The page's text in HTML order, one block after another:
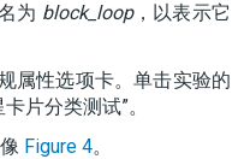
为 block_loop，以表示它
属性选项卡。单击实验的
片分类测试”。
Figure 4。